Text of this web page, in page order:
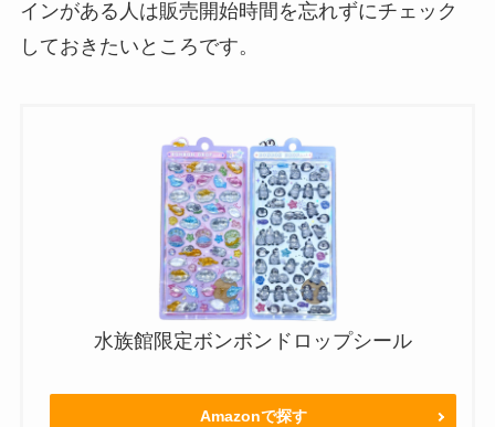
インがある人は販売開始時間を忘れずにチェック
しておきたいところです。
水族館限定ボンボンドロップシール
Amazonで探す